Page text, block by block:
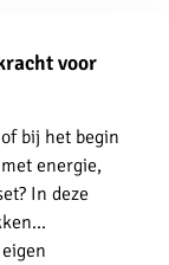
voor
bij het begin
energie,
In deze